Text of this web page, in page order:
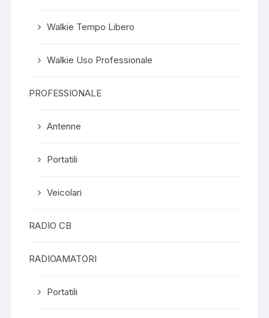
Walkie Tempo Libero
Walkie Uso Professionale
PROFESSIONALE
Antenne
Portatili
Veicolari
RADIO CB
RADIOAMATORI
Portatili